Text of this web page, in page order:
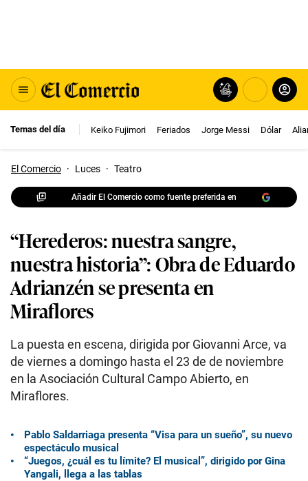
Temas del día Keiko Fujimori Feriados Jorge Messi Dólar
El Comercio · Luces · Teatro
Añadir El Comercio como fuente preferida en
“Herederos: nuestra sangre,
nuestra historia”: Obra de Eduardo
Adrianzén se presenta en
Miraflores
La puesta en escena, dirigida por Giovanni Arce, va
de viernes a domingo hasta el 23 de de noviembre
en la Asociación Cultural Campo Abierto, en
Miraflores.
Pablo Saldarriaga presenta “Visa para un sueño”, su nuevo
espectáculo musical
“Juegos, ¿cuál es tu límite? El musical”, dirigido por Gina
Yangali, llega a las tablas